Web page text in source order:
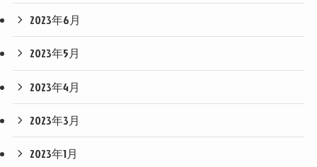
2023年6月
2023年5月
2023年4月
2023年3月
2023年1月